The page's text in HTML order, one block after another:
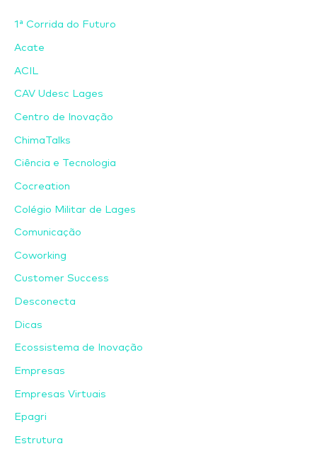
1ª Corrida do Futuro
Acate
ACIL
CAV Udesc Lages
Centro de Inovação
ChimaTalks
Ciência e Tecnologia
Cocreation
Colégio Militar de Lages
Comunicação
Coworking
Customer Success
Desconecta
Dicas
Ecossistema de Inovação
Empresas
Empresas Virtuais
Epagri
Estrutura